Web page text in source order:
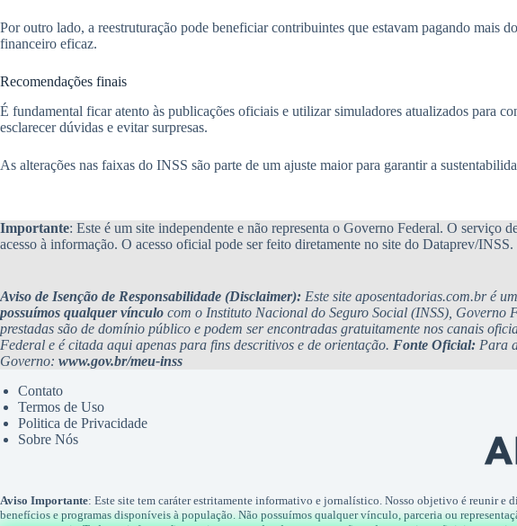
Por outro lado, a reestruturação pode beneficiar contribuintes que estavam pagando mais
financeiro eficaz.
Recomendações finais
É fundamental ficar atento às publicações oficiais e utilizar simuladores atualizados para
esclarecer dúvidas e evitar surpresas.
As alterações nas faixas do INSS são parte de um ajuste maior para garantir a
Importante: Este é um site independente e não representa o Governo Federal. O serviço
acesso à informação. O acesso oficial pode ser feito diretamente no site do Dataprev/INSS.
Aviso de Isenção de Responsabilidade (Disclaimer): Este site aposentadorias.com.br é
possuímos qualquer vínculo com o Instituto Nacional do Seguro Social (INSS),
prestadas são de domínio público e podem ser encontradas gratuitamente nos canais
Federal e é citada aqui apenas para fins descritivos e de orientação. Fonte Oficial: Para
Governo: www.gov.br/meu-inss
Contato
Termos de Uso
Politica de Privacidade
Sobre Nós
Aviso Importante: Este site tem caráter estritamente informativo e jornalístico. Nosso objetivo é reunir
benefícios e programas disponíveis à população. Não possuímos qualquer vínculo, parceria ou